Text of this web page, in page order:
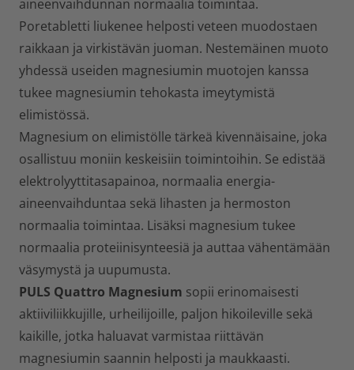
aineenvaihdunnan normaalia toimintaa.
Poretabletti liukenee helposti veteen muodostaen
raikkaan ja virkistävän juoman. Nestemäinen muoto
yhdessä useiden magnesiumin muotojen kanssa
tukee magnesiumin tehokasta imeytymistä
elimistössä.
Magnesium on elimistölle tärkeä kivennäisaine, joka
osallistuu moniin keskeisiin toimintoihin. Se edistää
elektrolyyttitasapainoa, normaalia energia-
aineenvaihduntaa sekä lihasten ja hermoston
normaalia toimintaa. Lisäksi magnesium tukee
normaalia proteiinisynteesiä ja auttaa vähentämään
väsymystä ja uupumusta.
PULS Quattro Magnesium sopii erinomaisesti
aktiiviliikkujille, urheilijoille, paljon hikoileville sekä
kaikille, jotka haluavat varmistaa riittävän
magnesiumin saannin helposti ja maukkaasti.